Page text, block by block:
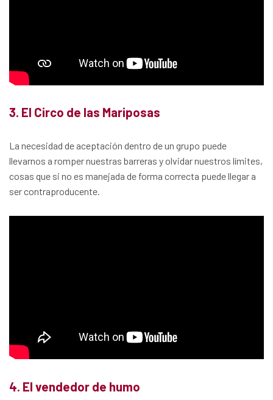
3. El Circo de las Mariposas
La necesidad de aceptación dentro de un grupo puede
llevarnos a romper nuestras barreras y olvidar nuestros límites,
cosas que si no es manejada de forma correcta puede llegar a
ser contraproducente.
4. El vendedor de humo